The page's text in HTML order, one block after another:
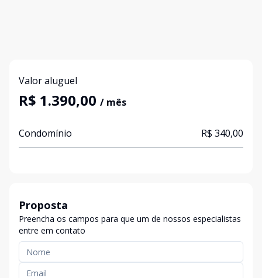
Valor aluguel
R$ 1.390,00 / mês
Condomínio R$ 340,00
Proposta
Preencha os campos para que um de nossos especialistas
entre em contato